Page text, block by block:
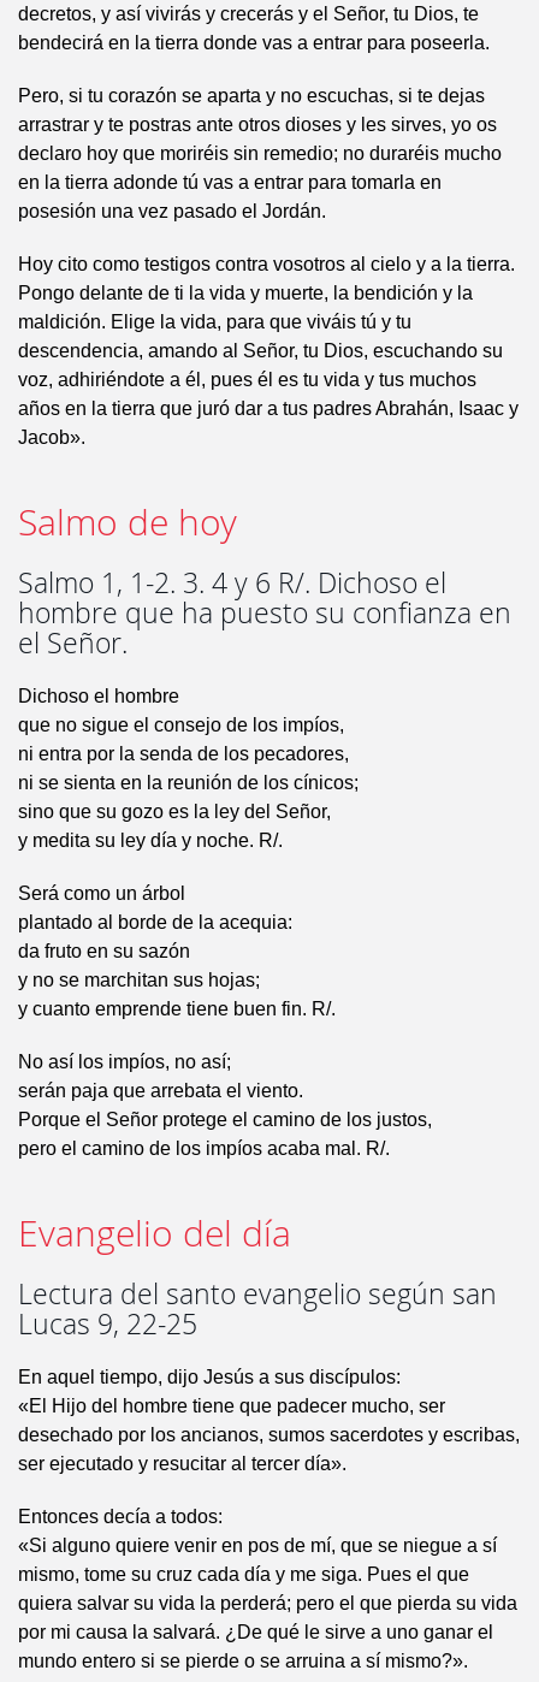
decretos, y así vivirás y crecerás y el Señor, tu Dios, te
bendecirá en la tierra donde vas a entrar para poseerla.
Pero, si tu corazón se aparta y no escuchas, si te dejas
arrastrar y te postras ante otros dioses y les sirves, yo os
declaro hoy que moriréis sin remedio; no duraréis mucho
en la tierra adonde tú vas a entrar para tomarla en
posesión una vez pasado el Jordán.
Hoy cito como testigos contra vosotros al cielo y a la tierra.
Pongo delante de ti la vida y muerte, la bendición y la
maldición. Elige la vida, para que viváis tú y tu
descendencia, amando al Señor, tu Dios, escuchando su
voz, adhiriéndote a él, pues él es tu vida y tus muchos
años en la tierra que juró dar a tus padres Abrahán, Isaac y
Jacob».
Salmo de hoy
Salmo 1, 1-2. 3. 4 y 6 R/. Dichoso el
hombre que ha puesto su confianza en
el Señor.
Dichoso el hombre
que no sigue el consejo de los impíos,
ni entra por la senda de los pecadores,
ni se sienta en la reunión de los cínicos;
sino que su gozo es la ley del Señor,
y medita su ley día y noche. R/.
Será como un árbol
plantado al borde de la acequia:
da fruto en su sazón
y no se marchitan sus hojas;
y cuanto emprende tiene buen fin. R/.
No así los impíos, no así;
serán paja que arrebata el viento.
Porque el Señor protege el camino de los justos,
pero el camino de los impíos acaba mal. R/.
Evangelio del día
Lectura del santo evangelio según san
Lucas 9, 22-25
En aquel tiempo, dijo Jesús a sus discípulos:
«El Hijo del hombre tiene que padecer mucho, ser
desechado por los ancianos, sumos sacerdotes y escribas,
ser ejecutado y resucitar al tercer día».
Entonces decía a todos:
«Si alguno quiere venir en pos de mí, que se niegue a sí
mismo, tome su cruz cada día y me siga. Pues el que
quiera salvar su vida la perderá; pero el que pierda su vida
por mi causa la salvará. ¿De qué le sirve a uno ganar el
mundo entero si se pierde o se arruina a sí mismo?».